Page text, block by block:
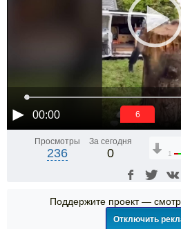
00:00 6
Просмотры
236
За сегодня
0 1
Поддержите проект —
Отключить